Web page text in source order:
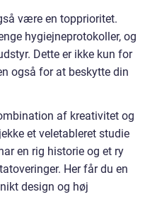
være en topprioritet.
hygiejneprotokoller, og
Dette er ikke kun for
også for at beskytte din
af kreativitet og
et veletableret studie
en rig historie og et ry
Her får du en
design og høj